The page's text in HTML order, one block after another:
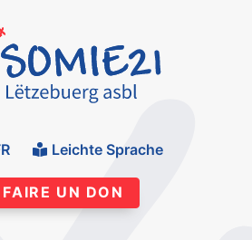
Leichte Sprache
FAIRE UN DON